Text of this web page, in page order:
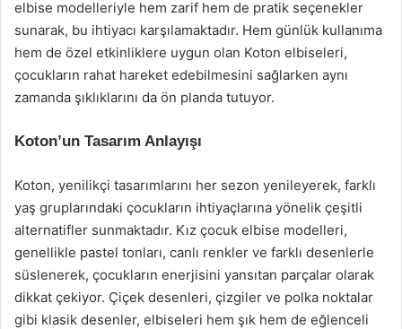
elbise modelleriyle hem zarif hem de pratik seçenekler
sunarak, bu ihtiyacı karşılamaktadır. Hem günlük kullanıma
hem de özel etkinliklere uygun olan Koton elbiseleri,
çocukların rahat hareket edebilmesini sağlarken aynı
zamanda şıklıklarını da ön planda tutuyor.
Koton’un Tasarım Anlayışı
Koton, yenilikçi tasarımlarını her sezon yenileyerek, farklı
yaş gruplarındaki çocukların ihtiyaçlarına yönelik çeşitli
alternatifler sunmaktadır. Kız çocuk elbise modelleri,
genellikle pastel tonları, canlı renkler ve farklı desenlerle
süslenerek, çocukların enerjisini yansıtan parçalar olarak
dikkat çekiyor. Çiçek desenleri, çizgiler ve polka noktalar
gibi klasik desenler, elbiseleri hem şık hem de eğlenceli